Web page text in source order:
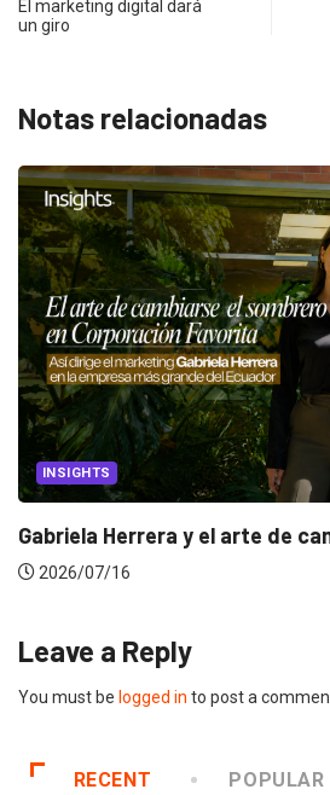
El marketing digital dará
un giro
Notas relacionadas
CANNES LIONS 2026
Dos ecuatorianos en el
2026/06/23
Leave a Reply
You must be logged in to post a
RECENT POPULAR